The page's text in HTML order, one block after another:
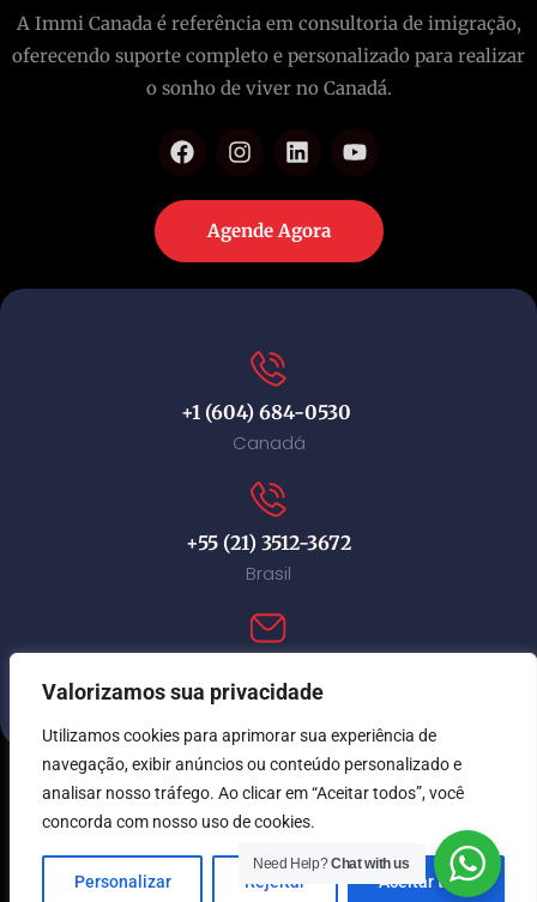
Valorizamos sua privacidade
Utilizamos cookies para aprimorar sua experiência de
navegação, exibir anúncios ou conteúdo personalizado e
analisar nosso tráfego. Ao clicar em “Aceitar todos”, você
concorda com nosso uso de cookies.
Personalizar Rejeitar Aceitar tudo
A Immi Canada é referência em consultoria de imigração,
oferecendo suporte completo e personalizado para realizar
o sonho de viver no Canadá.
Agende Agora
+1 (604) 684-0530
Canadá
+55 (21) 3512-3672
Brasil
© Immi Canada 2026. Todos os direitos reservados.
Need Help?Chat with us